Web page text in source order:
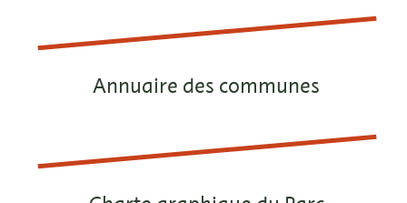
Annuaire des communes